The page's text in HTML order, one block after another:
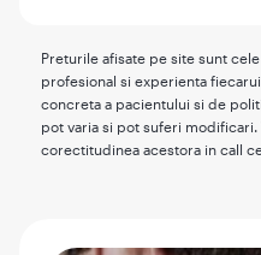
Preturile afisate pe site sunt
profesional si experienta
concreta a pacientului si de
pot varia si pot suferi modificari.
corectitudinea acestora in call